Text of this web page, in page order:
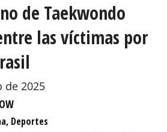
de Taekwondo
las víctimas por
de 2025
Deportes